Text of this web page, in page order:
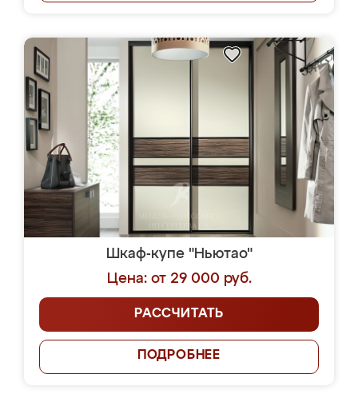
Шкаф-купе "Ньютао"
Цена: от 29 000 руб.
РАССЧИТАТЬ
ПОДРОБНЕЕ